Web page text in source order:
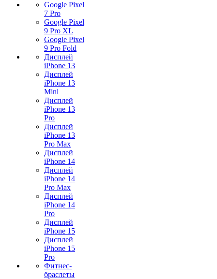
Google Pixel
7 Pro
Google Pixel
9 Pro XL
Google Pixel
9 Pro Fold
Дисплей
iPhone 13
Дисплей
iPhone 13
Mini
Дисплей
iPhone 13
Pro
Дисплей
iPhone 13
Pro Max
Дисплей
iPhone 14
Дисплей
iPhone 14
Pro Max
Дисплей
iPhone 14
Pro
Дисплей
iPhone 15
Дисплей
iPhone 15
Pro
Фитнес-
браслеты